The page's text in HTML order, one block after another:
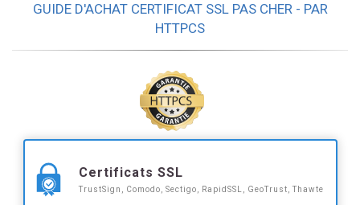
GUIDE D'ACHAT CERTIFICAT SSL PAS CHER - PAR
HTTPCS
Certificats SSL
TrustSign, Comodo, Sectigo, RapidSSL, GeoTrust, Thawte